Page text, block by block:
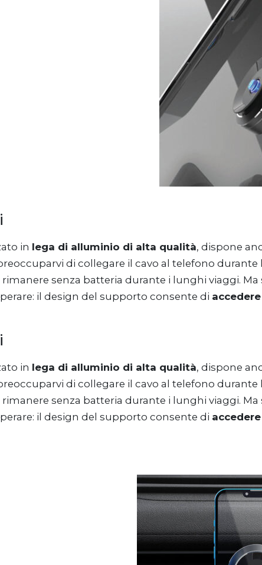
in lega di alluminio di alta qualità, dispone
di collegare il cavo al telefono
senza batteria durante i lunghi viaggi.
il design del supporto consente di
in lega di alluminio di alta qualità, dispone
di collegare il cavo al telefono
senza batteria durante i lunghi viaggi.
il design del supporto consente di